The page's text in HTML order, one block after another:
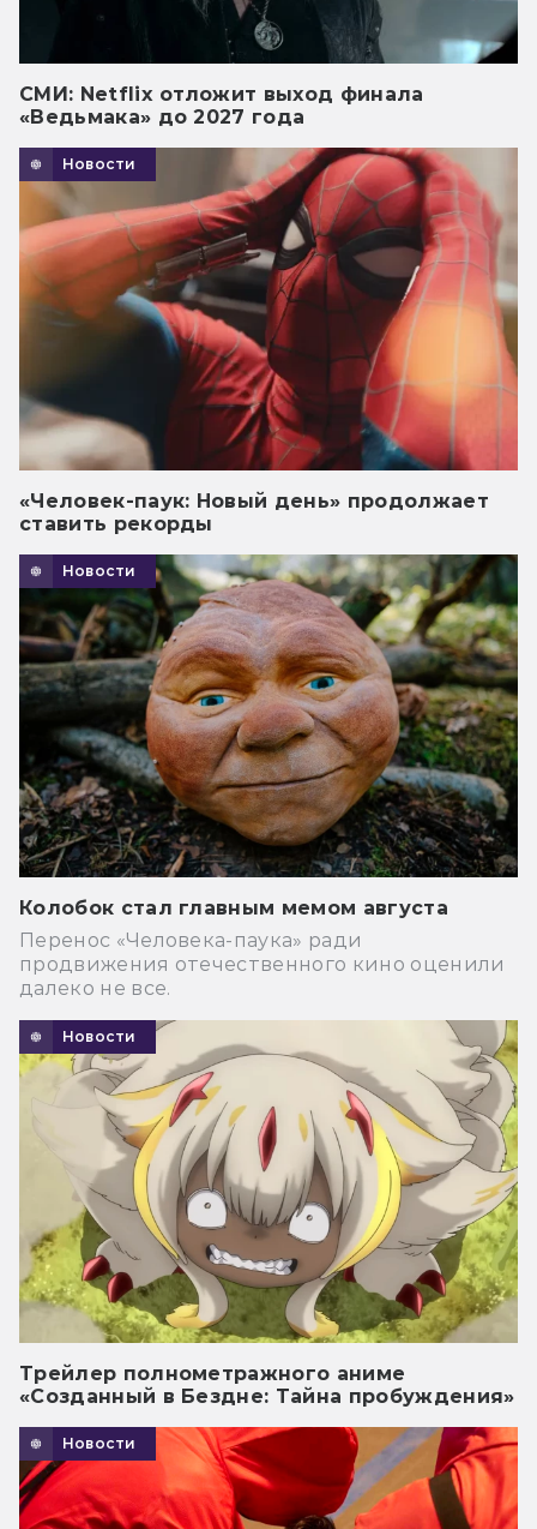
СМИ: Netflix отложит выход финала
«Ведьмака» до 2027 года
Новости
«Человек-паук: Новый день» продолжает
ставить рекорды
Новости
Колобок стал главным мемом августа
Перенос «Человека-паука» ради
продвижения отечественного кино оценили
далеко не все.
Новости
Трейлер полнометражного аниме
«Созданный в Бездне: Тайна пробуждения»
Новости